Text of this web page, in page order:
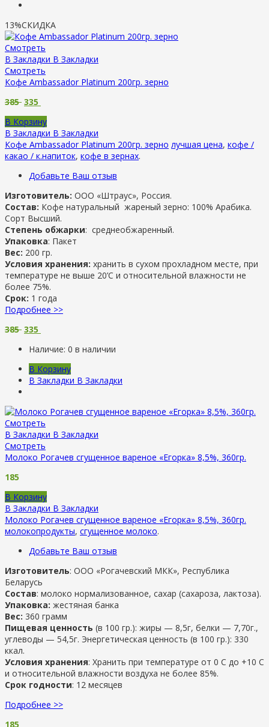
13%СКИДКА
Смотреть
В Закладки В Закладки
Смотреть
Кофе Ambassador Platinum 200гр. зерно
385 335
В Корзину
В Закладки В Закладки
Кофе Ambassador Platinum 200гр. зерно лучшая цена, кофе /
какао / к.напиток, кофе в зернах.
Добавьте Ваш отзыв
Изготовитель: ООО «Штраус», Россия.
Состав: Кофе натуральный жареный зерно: 100% Арабика.
Сорт Высший.
Степень обжарки: среднеобжаренный.
Упаковка: Пакет
Вес: 200 гр.
Условия хранения: хранить в сухом прохладном месте, при
температуре не выше 20’С и относительной влажности не
более 75%.
Срок: 1 года
Подробнее >>
385 335
Наличие: 0 в наличии
В Корзину
В Закладки В Закладки
Смотреть
В Закладки В Закладки
Смотреть
Молоко Рогачев сгущенное вареное «Егорка» 8,5%, 360гр.
185
В Корзину
В Закладки В Закладки
Молоко Рогачев сгущенное вареное «Егорка» 8,5%, 360гр.
молокопродукты, сгущенное молоко.
Добавьте Ваш отзыв
Изготовитель: ООО «Рогачевский МКК», Республика
Беларусь
Состав: молоко нормализованное, сахар (сахароза, лактоза).
Упаковка: жестяная банка
Вес: 360 грамм
Пищевая ценность (в 100 гр.): жиры — 8,5г, белки — 7,70г.,
углеводы — 54,5г. Энергетическая ценность (в 100 гр.): 330
ккал.
Условия хранения: Хранить при температуре от 0 С до +10 С
и относительной влажности воздуха не более 85%.
Срок годности: 12 месяцев
Подробнее >>
185